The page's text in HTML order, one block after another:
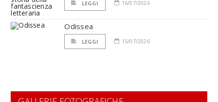
LEGGI 16/07/2026
Odissea
LEGGI 15/07/2026